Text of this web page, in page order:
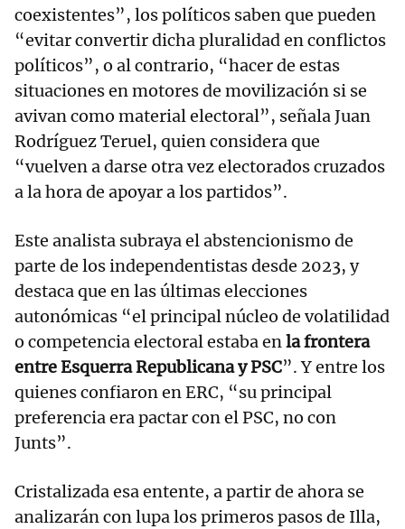
coexistentes”, los políticos saben que pueden
“evitar convertir dicha pluralidad en conflictos
políticos”, o al contrario, “hacer de estas
situaciones en motores de movilización si se
avivan como material electoral”, señala Juan
Rodríguez Teruel, quien considera que
“vuelven a darse otra vez electorados cruzados
a la hora de apoyar a los partidos”.
Este analista subraya el abstencionismo de
parte de los independentistas desde 2023, y
destaca que en las últimas elecciones
autonómicas “el principal núcleo de volatilidad
o competencia electoral estaba enla frontera
entre Esquerra Republicana y PSC”. Y entre los
quienes confiaron en ERC, “su principal
preferencia era pactar con el PSC, no con
Junts”.
Cristalizada esa entente, a partir de ahora se
analizarán con lupa los primeros pasos de Illa,